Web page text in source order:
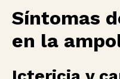
Síntomas
en la